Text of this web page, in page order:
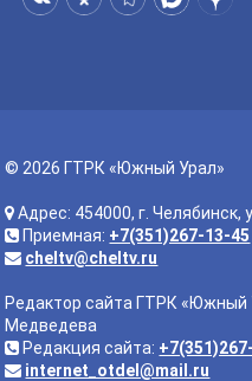
© 2026 ГТРК «Южный Урал»
Адрес: 454000, г. Челябинск,
Приемная: +7(351)267-13-45
cheltv@cheltv.ru
Редактор сайта ГТРК «Южный
Медведева
Редакция сайта:
internet_otdel@mail.ru